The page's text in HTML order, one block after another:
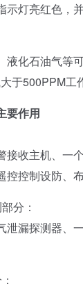
灯亮红色，
化石油气等可
于500PPM
要作用
主机、一个
控制设防、
分：
漏探测器、一